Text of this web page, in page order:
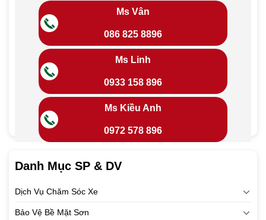
Ms Vân
086 825 8896
Ms Linh
0933 158 896
Ms Kiều Anh
0972 578 896
Danh Mục SP & DV
Dịch Vụ Chăm Sóc Xe
Bảo Vệ Bề Mặt Sơn